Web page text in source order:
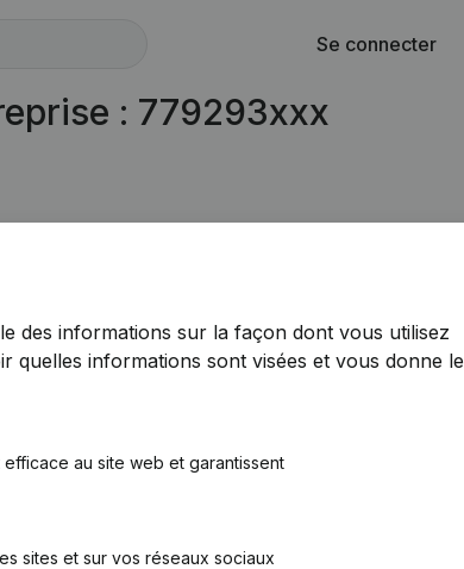
Se connecter
: 779293xxx
des informations sur la façon dont vous utilisez
quelles informations sont visées et vous donne le
au site web et garantissent
sites et sur vos réseaux sociaux